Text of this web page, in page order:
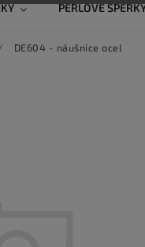
PERLOVÉ
DE604 - náušnice ocel